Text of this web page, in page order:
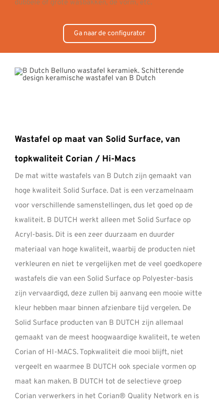
Ga naar de configurator
Wastafel op maat van Solid Surface, van
topkwaliteit Corian / Hi-Macs
De mat witte wastafels van B Dutch zijn gemaakt van
hoge kwaliteit Solid Surface. Dat is een verzamelnaam
voor verschillende samenstellingen, dus let goed op de
kwaliteit. B DUTCH werkt alleen met Solid Surface op
Acryl-basis. Dit is een zeer duurzaam en duurder
materiaal van hoge kwaliteit, waarbij de producten niet
verkleuren en niet te vergelijken met de veel goedkopere
wastafels die van een Solid Surface op Polyester-basis
zijn vervaardigd, deze zullen bij aanvang een mooie witte
kleur hebben maar binnen afzienbare tijd vergelen. De
Solid Surface producten van B DUTCH zijn allemaal
gemaakt van de meest hoogwaardige kwaliteit, te weten
Corian of HI-MACS. Topkwaliteit die mooi blijft, niet
vergeelt en waarmee B DUTCH ook speciale vormen op
maat kan maken. B DUTCH tot de selectieve groep
Corian verwerkers in het Corian® Quality Network en is